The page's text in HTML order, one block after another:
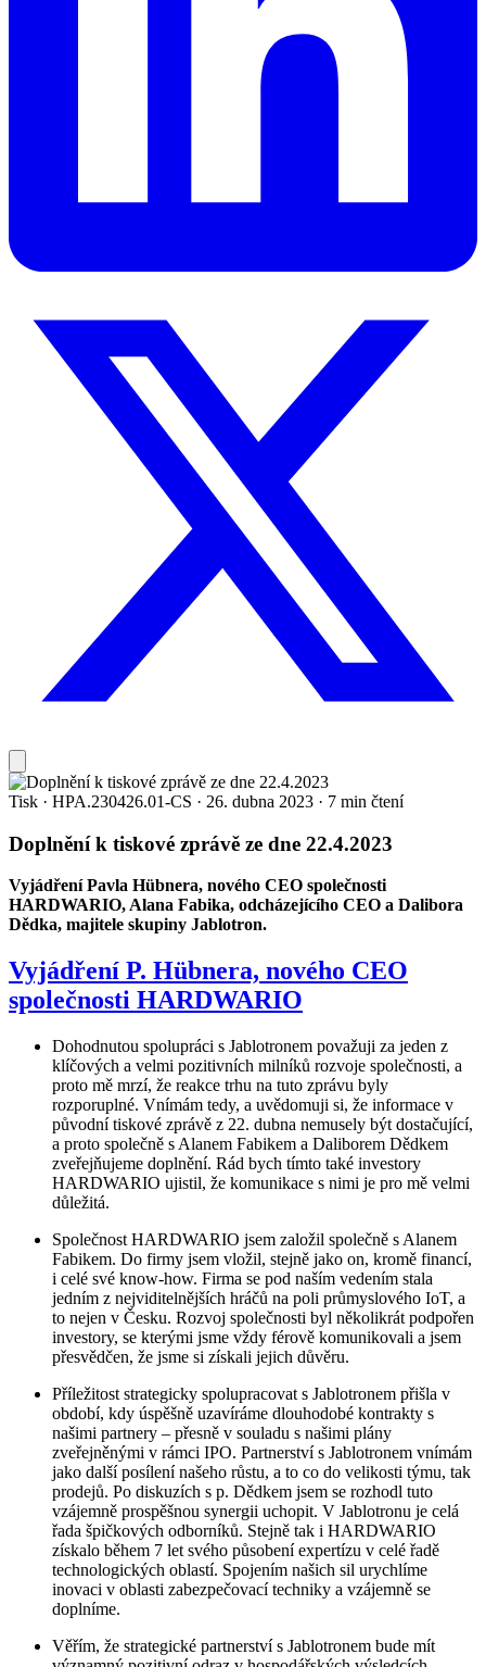
Tisk · HPA.230426.01-CS · 26. dubna 2023 · 7 min čtení
Doplnění k tiskové zprávě ze dne 22.4.2023
Vyjádření Pavla Hübnera, nového CEO společnosti
HARDWARIO, Alana Fabika, odcházejícího CEO a Dalibora
Dědka, majitele skupiny Jablotron.
Vyjádření P. Hübnera, nového CEO
společnosti HARDWARIO
Dohodnutou spolupráci s Jablotronem považuji za jeden z
klíčových a velmi pozitivních milníků rozvoje společnosti, a
proto mě mrzí, že reakce trhu na tuto zprávu byly
rozporuplné. Vnímám tedy, a uvědomuji si, že informace v
původní tiskové zprávě z 22. dubna nemusely být dostačující,
a proto společně s Alanem Fabikem a Daliborem Dědkem
zveřejňujeme doplnění. Rád bych tímto také investory
HARDWARIO ujistil, že komunikace s nimi je pro mě velmi
důležitá.
Společnost HARDWARIO jsem založil společně s Alanem
Fabikem. Do firmy jsem vložil, stejně jako on, kromě financí,
i celé své know-how. Firma se pod naším vedením stala
jedním z nejviditelnějších hráčů na poli průmyslového IoT, a
to nejen v Česku. Rozvoj společnosti byl několikrát podpořen
investory, se kterými jsme vždy férově komunikovali a jsem
přesvědčen, že jsme si získali jejich důvěru.
Příležitost strategicky spolupracovat s Jablotronem přišla v
období, kdy úspěšně uzavíráme dlouhodobé kontrakty s
našimi partnery – přesně v souladu s našimi plány
zveřejněnými v rámci IPO. Partnerství s Jablotronem vnímám
jako další posílení našeho růstu, a to co do velikosti týmu, tak
prodejů. Po diskuzích s p. Dědkem jsem se rozhodl tuto
vzájemně prospěšnou synergii uchopit. V Jablotronu je celá
řada špičkových odborníků. Stejně tak i HARDWARIO
získalo během 7 let svého působení expertízu v celé řadě
technologických oblastí. Spojením našich sil urychlíme
inovaci v oblasti zabezpečovací techniky a vzájemně se
doplníme.
Věřím, že strategické partnerství s Jablotronem bude mít